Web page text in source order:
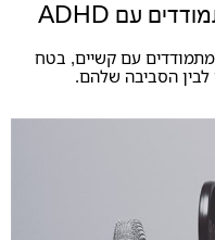
עם קשיים, בטח
הסביבה שלהם.